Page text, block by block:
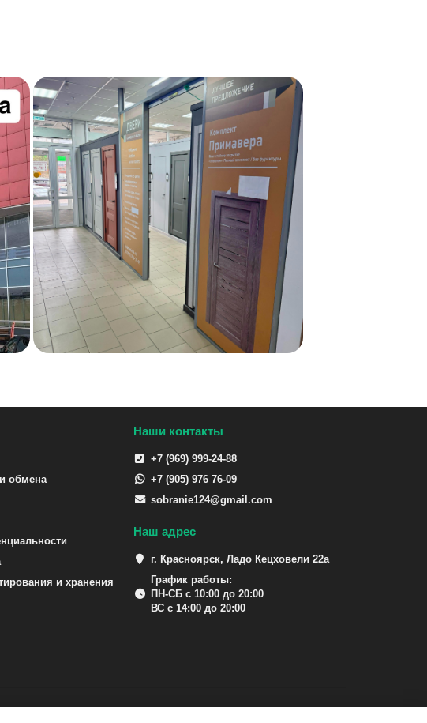
обмена
и хранения
Наши контакты
+7 (969) 999-24-88
+7 (905) 976 76-09
sobranie124@gmail.com
Наш адрес
г. Красноярск, Ладо Кецховели 22а
График работы:
ПН-СБ с 10:00 до 20:00
ВС с 14:00 до 20:00